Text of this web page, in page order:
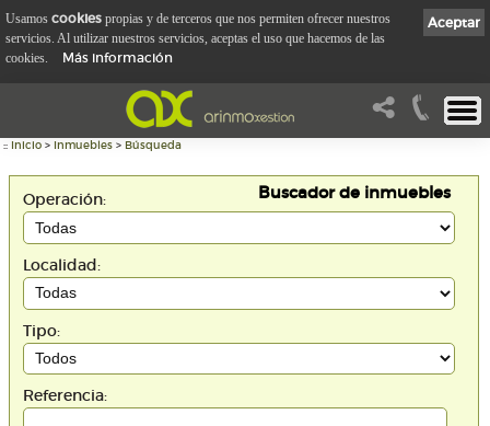
:: Inicio > Inmuebles > Búsqueda
Buscador de inmuebles
Operación:
Localidad:
Tipo:
Referencia:
Aceptar
Usamos cookies propias y de terceros que nos permiten ofrecer nuestros
servicios. Al utilizar nuestros servicios, aceptas el uso que hacemos de las
cookies.
Más información